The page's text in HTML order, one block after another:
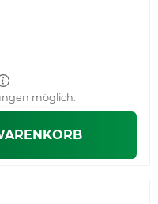
möglich.